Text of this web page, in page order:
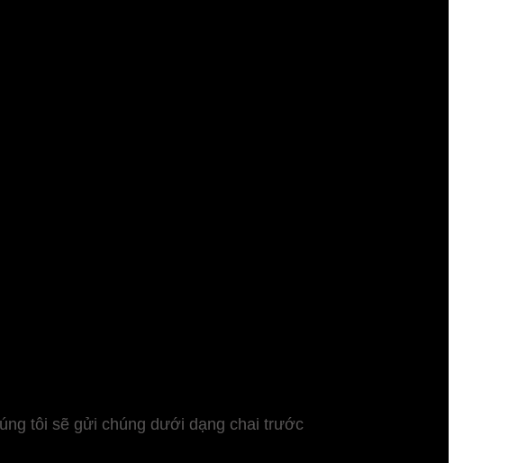
tôi sẽ gửi chúng dưới dạng chai trước